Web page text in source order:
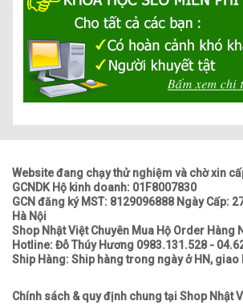
Website đang chạy thử nghiệm và chờ xin
GCNDK Hộ kinh doanh: 01F8007830
GCN đăng ký MST: 8129096888 Ngày Cấp:
Hà Nội
Shop Nhật Việt Chuyên Mua Hộ Order Hàng
Hotline: Đỗ Thúy Hương 0983.131.528 -
Ship Hàng: Ship hàng trong ngày ở HN,
Chính sách & quy định chung tại Shop Nhật